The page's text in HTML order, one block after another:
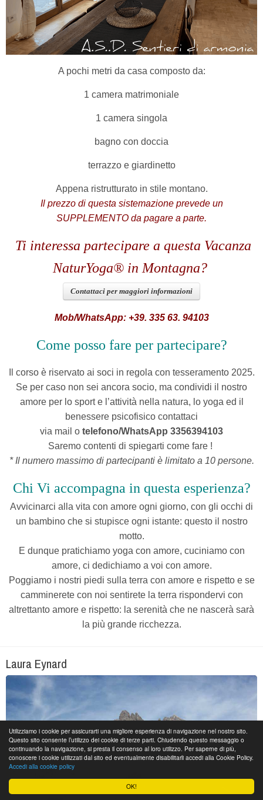
OK!
Utilizziamo i cookie per assicurarti una migliore esperienza di navigazione nel nostro sito.
Questo sito consente l’utilizzo dei cookie di terze parti. Chiudendo questo messaggio o
continuando la navigazione, si presta il consenso al loro utilizzo. Per saperne di più,
conoscere i cookie utilizzati dal sito ed eventualmente disabilitarli accedi alla Cookie Policy.
Accedi alla cookie policy
A pochi metri da casa composto da:
1 camera matrimoniale
1 camera singola
bagno con doccia
terrazzo e giardinetto
Appena ristrutturato in stile montano.
Il prezzo di questa sistemazione prevede un
SUPPLEMENTO da pagare a parte.
Ti interessa partecipare a questa Vacanza
NaturYoga® in Montagna?
Contattaci per maggiori informazioni
Mob/WhatsApp: +39. 335 63. 94103
Come posso fare per partecipare?
Il corso è riservato ai soci in regola con tesseramento 2025.
Se per caso non sei ancora socio, ma condividi il nostro
amore per lo sport e l’attività nella natura, lo yoga ed il
benessere psicofisico contattaci
via mail o telefono/WhatsApp 3356394103
Saremo contenti di spiegarti come fare !
* Il numero massimo di partecipanti è limitato a 10 persone.
Chi Vi accompagna in questa esperienza?
Avvicinarci alla vita con amore ogni giorno, con gli occhi di
un bambino che si stupisce ogni istante: questo il nostro
motto.
E dunque pratichiamo yoga con amore, cuciniamo con
amore, ci dedichiamo a voi con amore.
Poggiamo i nostri piedi sulla terra con amore e rispetto e se
camminerete con noi sentirete la terra rispondervi con
altrettanto amore e rispetto: la serenità che ne nascerà sarà
la più grande ricchezza.
Laura Eynard